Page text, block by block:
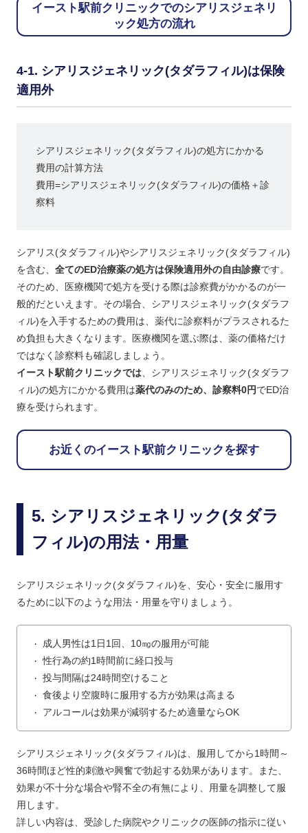
イースト駅前クリニックでのシアリスジェネリ
ック処方の流れ
シアリスジェネリック(タダラフィル)は保険
適用外
シアリスジェネリック(タダラフィル)の処方にかかる
費用の計算方法
費用=シアリスジェネリック(タダラフィル)の価格＋診
察料
シアリス(タダラフィル)やシアリスジェネリック(タダラフィル)
を含む、 全てのED治療薬の処方は保険適用外の自由診療です。
そのため、医療機関で処方を受ける際は診察費がかかるのが一
般的だといえます。その場合、シアリスジェネリック(タダラフ
ィル)を入手するための費用は、薬代に診察料がプラスされるた
め負担も大きくなります。医療機関を選ぶ際は、薬の価格だけ
ではなく診察料も確認しましょう。
イースト駅前クリニックでは、シアリスジェネリック(タダラフ
ィル)の処方にかかる費用は薬代のみのため、診察料0円でED治
療を受けられます。
お近くのイースト駅前クリニックを探す
シアリスジェネリック(タダラ
フィル)の用法・用量
シアリスジェネリック(タダラフィル)を、安心・安全に服用す
るために以下のような用法・用量を守りましょう。
・ 成人男性は1日1回、10㎎の服用が可能
・ 性行為の約1時間前に経口投与
・ 投与間隔は24時間空けること
・ 食後より空腹時に服用する方が効果は高まる
・ アルコールは効果が減弱するため適量ならOK
シアリスジェネリック(タダラフィル)は、服用してから1時間～
36時間ほど性的刺激や興奮で勃起する効果があります。また、
効果が不十分な場合や腎不全の有無により、用量を調整して服
用します。
詳しい内容は、受診した病院やクリニックの医師の指示に従い